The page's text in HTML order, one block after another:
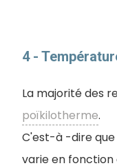
4 -
La majorité des
poïkilotherme.
C'est-à -dire
varie en